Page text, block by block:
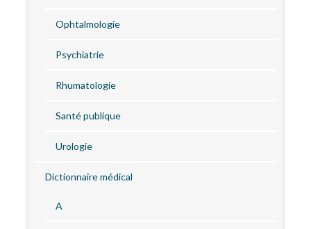
Ophtalmologie
Psychiatrie
Rhumatologie
Santé publique
Urologie
Dictionnaire médical
A